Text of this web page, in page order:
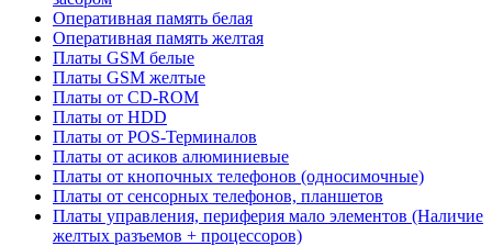
Оперативная память белая
Оперативная память желтая
Платы GSM белые
Платы GSM желтые
Платы от CD-ROM
Платы от HDD
Платы от POS-Терминалов
Платы от асиков алюминиевые
Платы от кнопочных телефонов (односимочные)
Платы от сенсорных телефонов, планшетов
Платы управления, периферия мало элементов (Наличие
желтых разъемов + процессоров)